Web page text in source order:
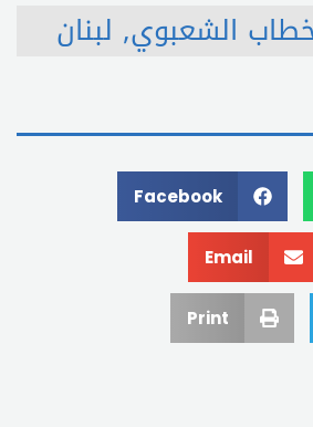
الشعبوي, لبنان
Facebook
Email
Print